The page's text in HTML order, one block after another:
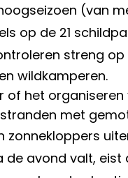
(van
op de 21
streng
wildkamperen.
of het
met
zonnekloppers
de avond valt,